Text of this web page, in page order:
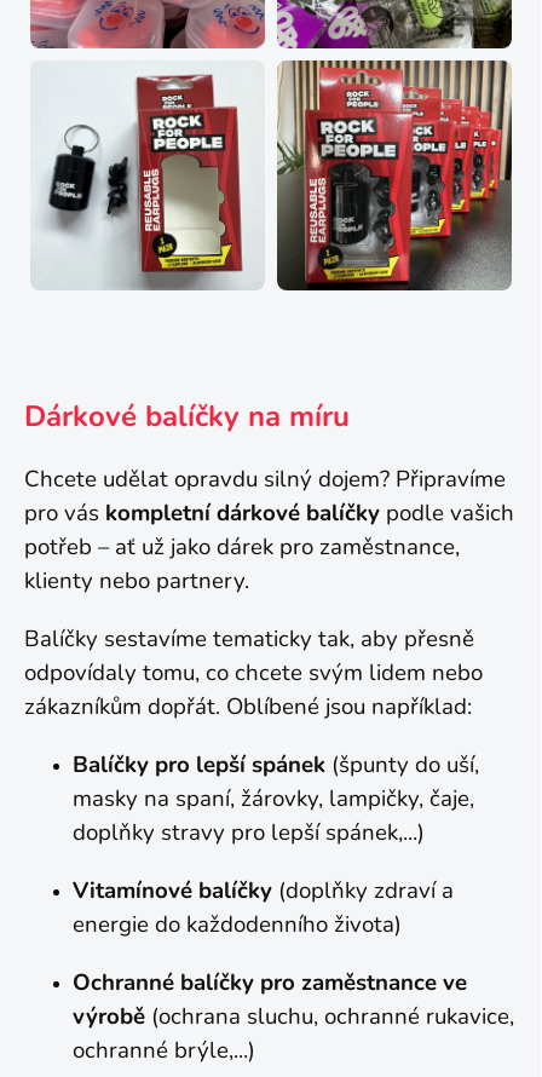
Dárkové balíčky na míru
Chcete udělat opravdu silný dojem? Připravíme
pro vás kompletní dárkové balíčky podle vašich
potřeb – ať už jako dárek pro zaměstnance,
klienty nebo partnery.
Balíčky sestavíme tematicky tak, aby přesně
odpovídaly tomu, co chcete svým lidem nebo
zákazníkům dopřát. Oblíbené jsou například:
Balíčky pro lepší spánek (špunty do uší,
masky na spaní, žárovky, lampičky, čaje,
doplňky stravy pro lepší spánek,...)
Vitamínové balíčky (doplňky zdraví a
energie do každodenního života)
Ochranné balíčky pro zaměstnance ve
výrobě (ochrana sluchu, ochranné rukavice,
ochranné brýle,...)